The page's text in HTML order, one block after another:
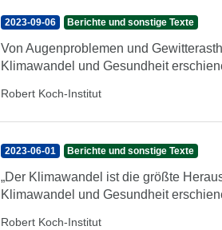
2023-09-06 Berichte und sonstige Texte
Von Augenproblemen und
Klimawandel und Gesundheit
Robert Koch-Institut
2023-06-01 Berichte und sonstige Texte
„Der Klimawandel ist die größte
Klimawandel und Gesundheit
Robert Koch-Institut